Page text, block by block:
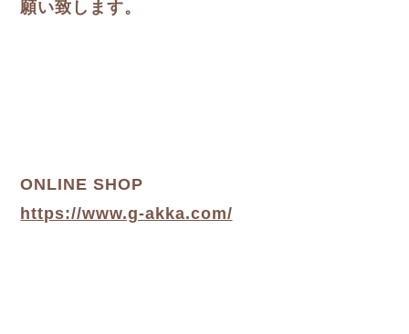
願い致します。
ONLINE SHOP
https://www.g-akka.com/